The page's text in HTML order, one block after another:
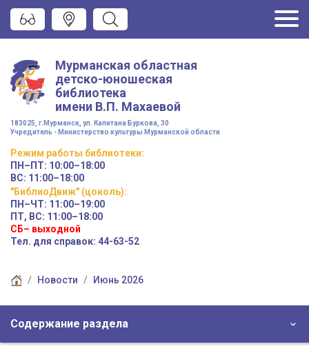
Мурманская областная
детско-юношеская
библиотека
имени В.П. Махаевой
183025, г.Мурманск, ул. Капитана Буркова, 30
Учредитель - Министерство культуры Мурманской области
Режим работы библиотеки:
ПН–ПТ: 10:00–18:00
ВС: 11:00–18:00
"БиблиоДвиж" (цоколь):
ПН–ЧТ: 11:00–19:00
ПТ, ВС: 11:00–18:00
СБ– выходной
Тел. для справок: 44-63-52
Новости Июнь 2026
Содержание раздела